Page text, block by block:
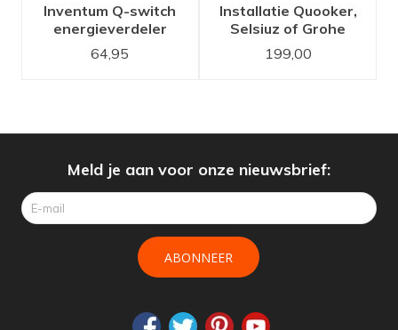
Inventum Q-switch
energieverdeler
64,95
Installatie Quooker,
Selsiuz of Grohe
kokend water kraan
set
199,00
Meld je aan voor onze nieuwsbrief:
ABONNEER